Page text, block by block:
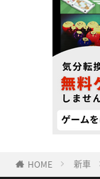
HOME 新車